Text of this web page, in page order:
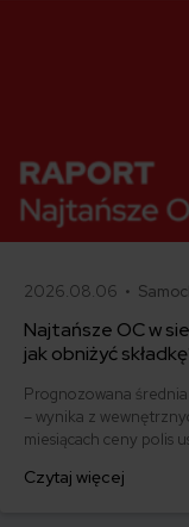
2026.08.06 •
Najtańsze OC w
jak obniżyć
Prognozowana
– wynika z
miesiącach ceny polis
500 zł, inni – powyżej
Czytaj więcej